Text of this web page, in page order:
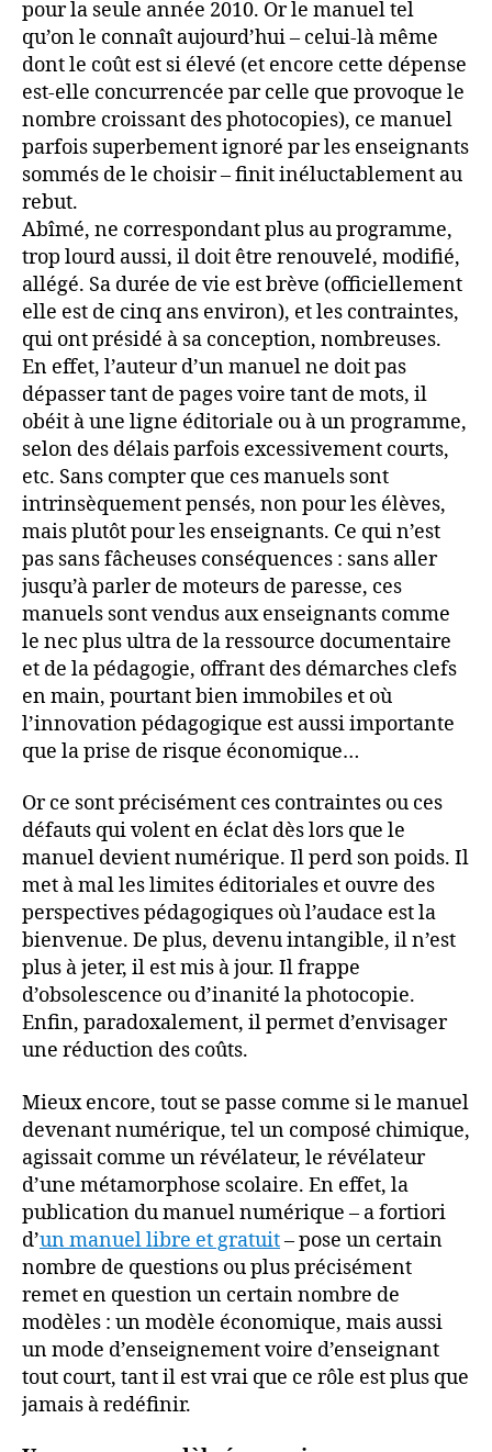
pour la seule année 2010. Or le manuel tel
qu’on le connaît aujourd’hui – celui-là même
dont le coût est si élevé (et encore cette dépense
est-elle concurrencée par celle que provoque le
nombre croissant des photocopies), ce manuel
parfois superbement ignoré par les enseignants
sommés de le choisir – finit inéluctablement au
rebut.
Abîmé, ne correspondant plus au programme,
trop lourd aussi, il doit être renouvelé, modifié,
allégé. Sa durée de vie est brève (officiellement
elle est de cinq ans environ), et les contraintes,
qui ont présidé à sa conception, nombreuses.
En effet, l’auteur d’un manuel ne doit pas
dépasser tant de pages voire tant de mots, il
obéit à une ligne éditoriale ou à un programme,
selon des délais parfois excessivement courts,
etc. Sans compter que ces manuels sont
intrinsèquement pensés, non pour les élèves,
mais plutôt pour les enseignants. Ce qui n’est
pas sans fâcheuses conséquences : sans aller
jusqu’à parler de moteurs de paresse, ces
manuels sont vendus aux enseignants comme
le nec plus ultra de la ressource documentaire
et de la pédagogie, offrant des démarches clefs
en main, pourtant bien immobiles et où
l’innovation pédagogique est aussi importante
que la prise de risque économique…
Or ce sont précisément ces contraintes ou ces
défauts qui volent en éclat dès lors que le
manuel devient numérique. Il perd son poids. Il
met à mal les limites éditoriales et ouvre des
perspectives pédagogiques où l’audace est la
bienvenue. De plus, devenu intangible, il n’est
plus à jeter, il est mis à jour. Il frappe
d’obsolescence ou d’inanité la photocopie.
Enfin, paradoxalement, il permet d’envisager
une réduction des coûts.
Mieux encore, tout se passe comme si le manuel
devenant numérique, tel un composé chimique,
agissait comme un révélateur, le révélateur
d’une métamorphose scolaire. En effet, la
publication du manuel numérique – a fortiori
d’un manuel libre et gratuit– pose un certain
nombre de questions ou plus précisément
remet en question un certain nombre de
modèles : un modèle économique, mais aussi
un mode d’enseignement voire d’enseignant
tout court, tant il est vrai que ce rôle est plus que
jamais à redéfinir.